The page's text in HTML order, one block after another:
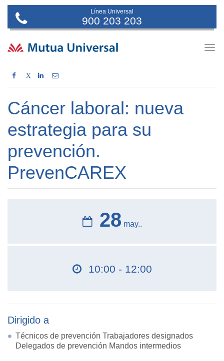
Línea Universal
900 203 203
X
Cáncer laboral: nueva
estrategia para su
prevención.
PrevenCAREX
28 may..
10:00 - 12:00
Dirigido a
Técnicos de prevención Trabajadores designados
Delegados de prevención Mandos intermedios